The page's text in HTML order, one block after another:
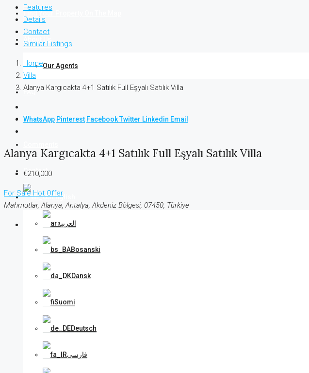
Find Your Property On The Map
About Us
Our Agents
FAQ
Blog
Contact
English
العربية
Bosanski
Dansk
Suomi
Deutsch
فارسی
Features
Details
Contact
Similar Listings
Home
Villa
Alanya Kargıcakta 4+1 Satılık Full Eşyalı Satılık Villa
WhatsApp Pinterest FacebookTwitter Linkedin Email
Alanya Kargıcakta 4+1 Satılık Full Eşyalı Satılık Villa
€210,000
For Sale Hot Offer
Mahmutlar, Alanya, Antalya, Akdeniz Bölgesi, 07450, Türkiye